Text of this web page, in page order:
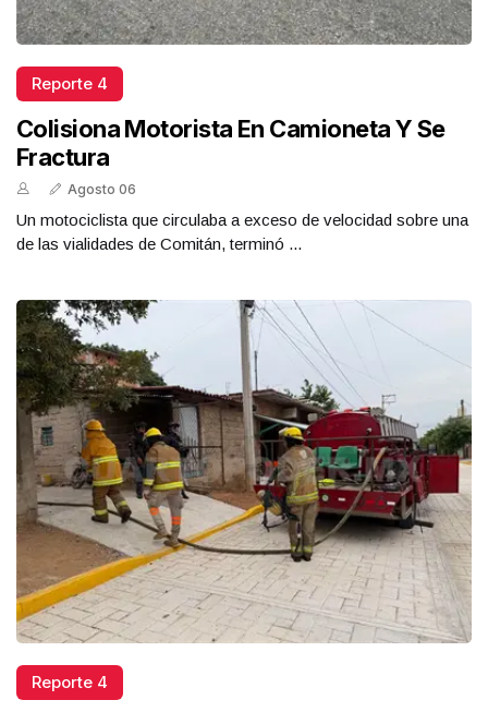
Reporte 4
Colisiona Motorista En Camioneta Y Se
Fractura
Agosto 06
Un motociclista que circulaba a exceso de velocidad sobre una
de las vialidades de Comitán, terminó ...
Reporte 4